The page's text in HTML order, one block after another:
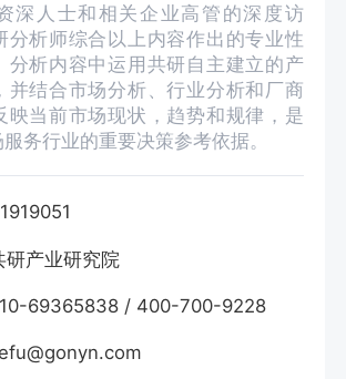
深人士和相关企业高管的深度访
分析师综合以上内容作出的专业性
分析内容中运用共研自主建立的产
并结合市场分析、行业分析和厂商
映当前市场现状，趋势和规律，是
务行业的重要决策参考依据。
研产业研究院
69365838 / 400-700-9228